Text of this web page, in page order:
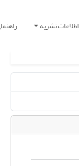
اطلاعات نشریه